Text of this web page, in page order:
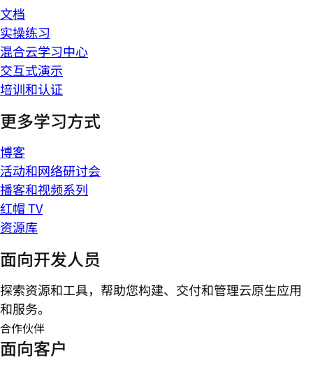
文档
实操练习
混合云学习中心
交互式演示
培训和认证
更多学习方式
博客
活动和网络研讨会
播客和视频系列
红帽 TV
资源库
面向开发人员
探索资源和工具，帮助您构建、交付和管理云原生应用
和服务。
合作伙伴
面向客户